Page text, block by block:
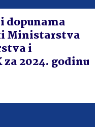
dopunama
Ministarstva
i
2024. godinu